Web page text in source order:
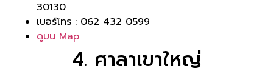
30130
เบอร์โทร : 062 432 0599
ดูบน Map
4. ศาลาเขาใหญ่